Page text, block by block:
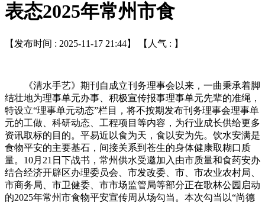
表态2025年常州市食
【发布时间 : 2025-11-17 21:44】 【人气 : 】
《清水手艺》期刊自成立刊务理事会以来，一曲秉承着脚
结壮地为理事单元办事、积极宣传报事理事单元先辈的准绳，
特设立“理事单元动态”栏目，将不按期发布刊务理事会理事单
元的工做、科研动态、工程项目等内容，为行业成长供给更多
资讯取标的目的。平易近以食为天，食以安为先。饮水安满是
食物平安的主要基石，间接关系到苍生的身体健康取糊口质
量。10月21日下战书，常州供水受邀加入由市质量和食药安办
结合经济开辟区办理委员会、市发改委、市、市农业农村局、
市商务局、市卫健委、市市场监管局等部分正在歌林公园启动
的2025年常州市食物平安宣传周从场勾当。本次勾当以“尚德